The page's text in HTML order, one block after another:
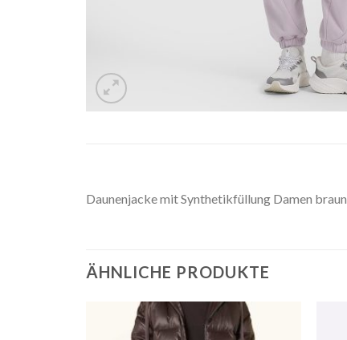
Daunenjacke mit Synthetikfüllung Damen braun
ÄHNLICHE PRODUKTE